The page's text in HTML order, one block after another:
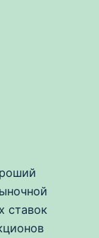
ставок